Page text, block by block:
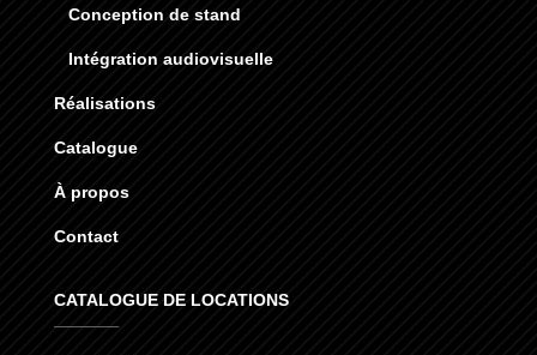
Conception de stand
Intégration audiovisuelle
Réalisations
Catalogue
À propos
Contact
CATALOGUE DE LOCATIONS